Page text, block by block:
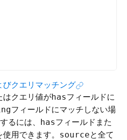
クエリマッチング
クエリ値がhasフィールドに
フィールドにマッチしない場
るには、 hasフィールドまた
用できます。 sourceと全て